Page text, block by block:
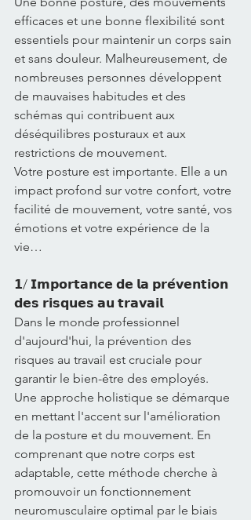
efficaces et une bonne flexibilité sont
essentiels pour maintenir un corps sain
et sans douleur. Malheureusement, de
nombreuses personnes développent
de mauvaises habitudes et des
schémas qui contribuent aux
déséquilibres posturaux et aux
restrictions de mouvement.
Votre posture est importante. Elle a un
impact profond sur votre confort, votre
facilité de mouvement, votre santé, vos
émotions et votre expérience de la
vie…
𝟭/ 𝗜𝗺𝗽𝗼𝗿𝘁𝗮𝗻𝗰𝗲 𝗱𝗲 𝗹𝗮 𝗽𝗿𝗲́𝘃𝗲𝗻𝘁𝗶𝗼𝗻
𝗱𝗲𝘀 𝗿𝗶𝘀𝗾𝘂𝗲𝘀 𝗮𝘂 𝘁𝗿𝗮𝘃𝗮𝗶𝗹
Dans le monde professionnel
d'aujourd'hui, la prévention des
risques au travail est cruciale pour
garantir le bien-être des employés.
Une approche holistique se démarque
en mettant l'accent sur l'amélioration
de la posture et du mouvement. En
comprenant que notre corps est
adaptable, cette méthode cherche à
promouvoir un fonctionnement
neuromusculaire optimal par le biais